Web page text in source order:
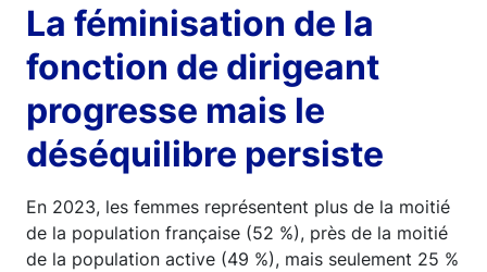
La féminisation de la
fonction de dirigeant
progresse mais le
déséquilibre persiste
En 2023, les femmes représentent plus de la moitié
de la population française (52 %), près de la moitié
de la population active (49 %), mais seulement 25 %